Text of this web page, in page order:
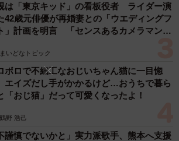
は「東京キッド」の看板役者 ライダー演
42歳元俳優が再婚妻との「ウエディングフ
」計画を明言 「センスあるカメラマン求
まいどなトピック
ボロで不細工なおじいちゃん猫に一目惚
イズだし手がかかるけど…おうちで暮ら
「おじ猫」だって可愛くなったよ！
鶴野 浩己
謹慎でないかと」実力派歌手、熊本へ支援